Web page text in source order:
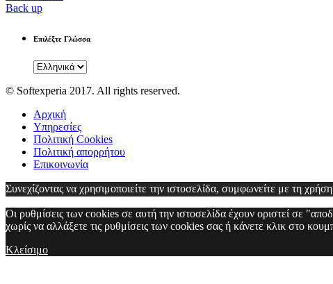
Back up
Επιλέξτε Γλώσσα
© Softexperia 2017. All rights reserved.
Αρχική
Υπηρεσίες
Πολιτική Cookies
Πολιτική απορρήτου
Επικοινωνία
Συνεχίζοντας να χρησιμοποιείτε την ιστοσελίδα, συμφωνείτε με τη
Οι ρυθμίσεις των cookies σε αυτή την ιστοσελίδα έχουν οριστεί σε
χωρίς να αλλάξετε τις ρυθμίσεις των cookies σας ή κάνετε κλικ στο
Κλείσιμο